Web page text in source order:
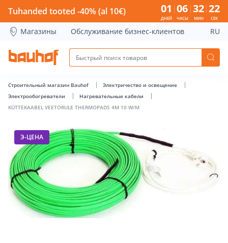
KÜTTEKAABEL VEETORULE THERMOPADS 4M 10 W/M -
Tuhanded tooted -40% (al 10€) 01
ДНЕЙ
06
ЧАСЫ
32
МИН
22
СЕК
Магазины Обслуживание бизнес-клиентов RU
Строительный магазин Bauhof
Электричество и освещение
Электрообогреватели
Нагревательные кабели
KÜTTEKAABEL VEETORULE THERMOPADS 4M 10 W/M
Э-ЦЕНА